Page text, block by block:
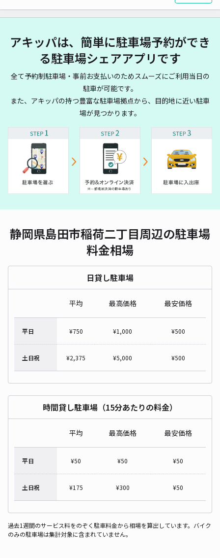
アキッパは、簡単に駐車場予約ができ
る駐車場シェアアプリです
全て予約制駐車場・事前お支払いのためスムーズにご利用当日の
駐車が可能です。
また、アキッパの持つ豊富な駐車場拠点から、目的地に近い駐車
場が見つかります。
静岡県島田市稲荷二丁目周辺の駐車場
料金相場
日貸し駐車場
平均 最高価格 最安価格
平日 ¥750 ¥1,000 ¥500
土日祝 ¥2,375 ¥5,000 ¥500
時間貸し駐車場（15分あたりの料金）
平均 最高価格 最安価格
平日 ¥50 ¥50 ¥50
土日祝 ¥175 ¥300 ¥50
過去1週間のサービス料をのぞく駐車料金から相場を算出しています。バイク
のみの駐車場は集計対象に含まれていません。